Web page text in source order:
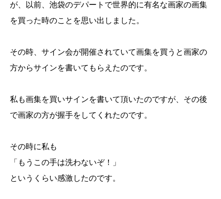
が、以前、池袋のデパートで世界的に有名な画家の画集
を買った時のことを思い出しました。
その時、サイン会が開催されていて画集を買うと画家の
方からサインを書いてもらえたのです。
私も画集を買いサインを書いて頂いたのですが、その後
で画家の方が握手をしてくれたのです。
その時に私も
「もうこの手は洗わないぞ！」
というくらい感激したのです。